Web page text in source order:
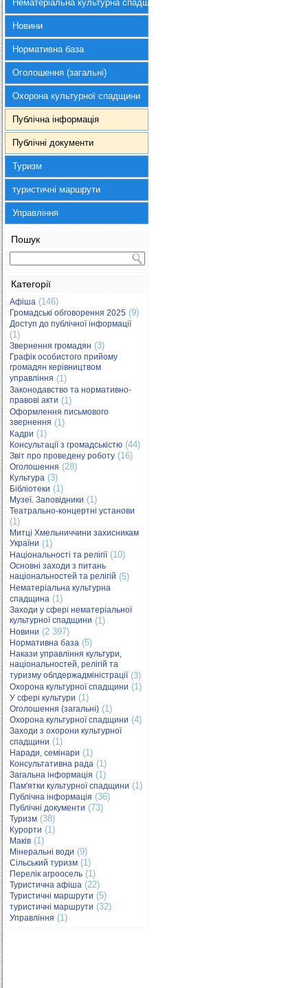
Нематеріальна культурна спадщина
Новини
Нормативна база
Оголошення (загальні)
Охорона культурної спадщини
Публічна інформація
Публічні документи
Туризм
туристичні маршрути
Управління
Пошук
Категорії
Афіша (146)
Громадські обговорення 2025 (9)
Доступ до публічної інформації
(1)
Звернення громадян (3)
Графік особистого прийому
громадян керівництвом
управління (1)
Законодавство та нормативно-
правові акти (1)
Оформлення письмового
звернення (1)
Кадри (1)
Консультації з громадськістю (44)
Звіт про проведену роботу (16)
Оголошення (28)
Культура (3)
Бібліотеки (1)
Музеї. Заповідники (1)
Театрально-концертні установи
(1)
Митці Хмельниччини захисникам
України (1)
Національності та релігії(10)
Основні заходи з питань
національностей та релігій (5)
Нематеріальна культурна
спадщина (1)
Заходи у сфері нематеріальної
культурної спадщини (1)
Новини (2 397)
Нормативна база (5)
Накази управління культури,
національностей, релігій та
туризму облдержадміністрації(3)
Охорона культурної спадщини (1)
У сфері культури (1)
Оголошення (загальні) (1)
Охорона культурної спадщини (4)
Заходи з охорони культурної
спадщини (1)
Наради, семінари (1)
Консультативна рада (1)
Загальна інформація (1)
Пам'ятки культурної спадщини (1)
Публічна інформація (36)
Публічні документи (73)
Туризм (38)
Курорти (1)
Маків (1)
Мінеральні води (9)
Сільський туризм (1)
Перелік агроосель (1)
Туристична афіша (22)
Туристичні маршрути (5)
туристичні маршрути (32)
Управління (1)